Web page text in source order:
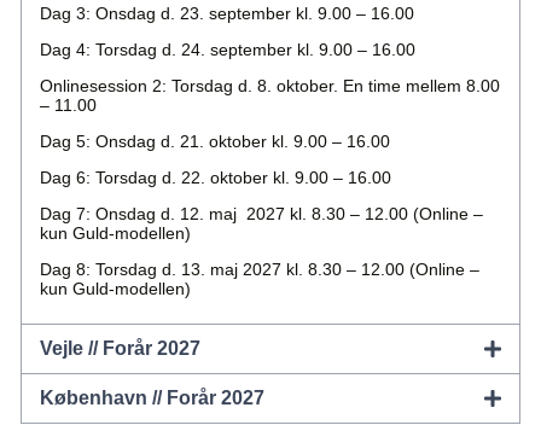
Dag 3: Onsdag d. 23. september kl. 9.00 – 16.00
Dag 4: Torsdag d. 24. september kl. 9.00 – 16.00
Onlinesession 2: Torsdag d. 8. oktober. En time mellem 8.00
– 11.00
Dag 5: Onsdag d. 21. oktober kl. 9.00 – 16.00
Dag 6: Torsdag d. 22. oktober kl. 9.00 – 16.00
Dag 7: Onsdag d. 12. maj 2027 kl. 8.30 – 12.00 (Online –
kun Guld-modellen)
Dag 8: Torsdag d. 13. maj 2027 kl. 8.30 – 12.00 (Online –
kun Guld-modellen)
Vejle // Forår 2027
København // Forår 2027